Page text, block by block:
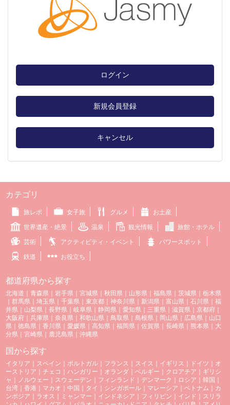
ログイン
新規会員登録
キャンセル
カテゴリ
旅レポ 女子旅 グルメ お土産
世界遺産・絶景 温泉 観光情報 旅館・ホテル
芸術 アクティビティ・イベント パワースポット
鉄道 お役立ち
都道府県から探す
北海道 ｜青森県 ｜岩手県 ｜宮城県 ｜秋田県 山形県 ｜福島県 ｜茨城県 ｜栃木県
群馬県 ｜埼玉県 ｜千葉県 東京都 ｜神奈川県 新潟県 ｜富山県 ｜石川県 ｜福
井県
山梨県 ｜長野県 ｜岐阜県 静岡県 ｜愛知県 三重県 ｜滋賀県 ｜京都府
大阪府 ｜兵庫県 ｜奈良県 ｜和歌山県 ｜鳥取県 ｜島根県 岡山県 広島県
山口
県 ｜徳島県 ｜香川県 ｜愛媛県 ｜高知県 ｜福岡県 ｜佐賀県 ｜長崎県 熊本県
大
分県 ｜宮崎県 鹿児島県 ｜沖縄県
国から探す
イタリア スペイン ｜ポルトガル フランス スイス イギリス ドイツ
オ
ーストリア ｜チェコ ｜ハンガリー オランダ ｜ベルギー クロアチア
ギリシ
ャ
ノルウェー スウェーデン フィンランド デンマーク ロシア ｜韓国
台湾 ｜香港 マカオ ｜中国 タイ シンガポール マレーシア ｜ベトナム
カ
ンボジア
ラオス ミャンマー インドネシア フィリピン インド
スリラ